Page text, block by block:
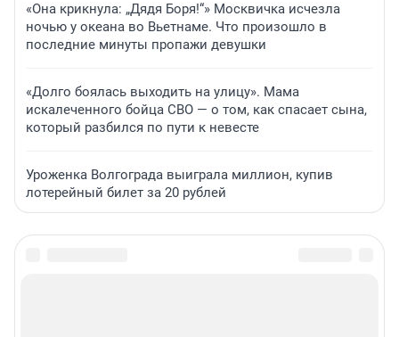
«Она крикнула: „Дядя Боря!“» Москвичка исчезла
ночью у океана во Вьетнаме. Что произошло в
последние минуты пропажи девушки
«Долго боялась выходить на улицу». Мама
искалеченного бойца СВО — о том, как спасает сына,
который разбился по пути к невесте
Уроженка Волгограда выиграла миллион, купив
лотерейный билет за 20 рублей